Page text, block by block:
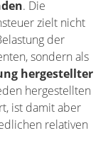
. Die
zielt nicht
der
sondern als
hergestellter
hergestellten
ist damit aber
relativen